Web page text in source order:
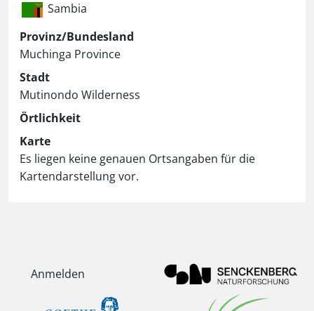
Sambia
Provinz/Bundesland
Muchinga Province
Stadt
Mutinondo Wilderness
Örtlichkeit
Karte
Es liegen keine genauen Ortsangaben für die
Kartendarstellung vor.
Anmelden